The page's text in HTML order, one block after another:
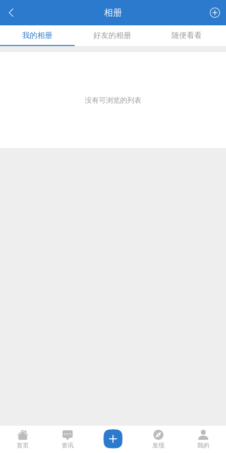
相册
我的相册 好友的相册 随便看看
没有可浏览的列表
首页 资讯 发现 我的